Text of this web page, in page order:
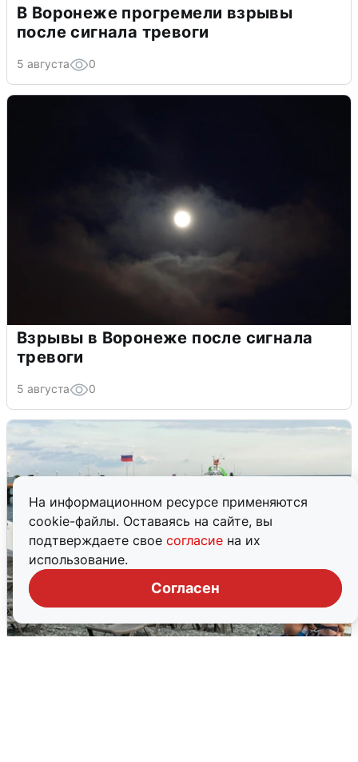
На информационном ресурсе применяются
cookie-файлы. Оставаясь на сайте, вы
подтверждаете свое согласие на их
использование.
Согласен
В Воронеже прогремели взрывы
после сигнала тревоги
5 августа 0
Взрывы в Воронеже после сигнала
тревоги
5 августа 0